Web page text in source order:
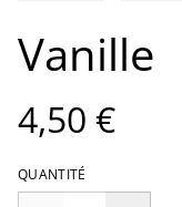
Vanille
4,50 €
QUANTITÉ